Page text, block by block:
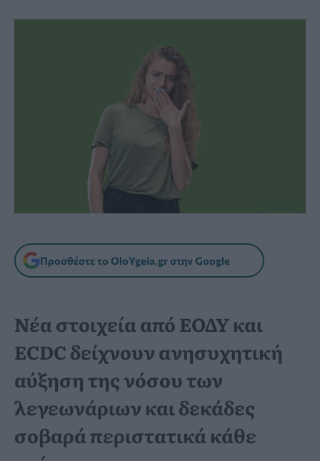
Προσθέστε το OloYgeia.gr στην Google
Νέα στοιχεία από ΕΟΔΥ και
ECDC δείχνουν ανησυχητική
αύξηση της νόσου των
λεγεωνάριων και δεκάδες
σοβαρά περιστατικά κάθε